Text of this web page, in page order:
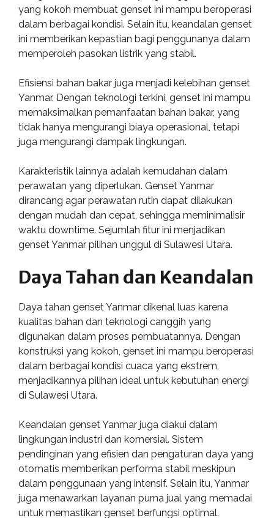
yang kokoh membuat genset ini mampu beroperasi
dalam berbagai kondisi. Selain itu, keandalan genset
ini memberikan kepastian bagi penggunanya dalam
memperoleh pasokan listrik yang stabil.
Efisiensi bahan bakar juga menjadi kelebihan genset
Yanmar. Dengan teknologi terkini, genset ini mampu
memaksimalkan pemanfaatan bahan bakar, yang
tidak hanya mengurangi biaya operasional, tetapi
juga mengurangi dampak lingkungan.
Karakteristik lainnya adalah kemudahan dalam
perawatan yang diperlukan. Genset Yanmar
dirancang agar perawatan rutin dapat dilakukan
dengan mudah dan cepat, sehingga meminimalisir
waktu downtime. Sejumlah fitur ini menjadikan
genset Yanmar pilihan unggul di Sulawesi Utara.
Daya Tahan dan Keandalan
Daya tahan genset Yanmar dikenal luas karena
kualitas bahan dan teknologi canggih yang
digunakan dalam proses pembuatannya. Dengan
konstruksi yang kokoh, genset ini mampu beroperasi
dalam berbagai kondisi cuaca yang ekstrem,
menjadikannya pilihan ideal untuk kebutuhan energi
di Sulawesi Utara.
Keandalan genset Yanmar juga diakui dalam
lingkungan industri dan komersial. Sistem
pendinginan yang efisien dan pengaturan daya yang
otomatis memberikan performa stabil meskipun
dalam penggunaan yang intensif. Selain itu, Yanmar
juga menawarkan layanan purna jual yang memadai
untuk memastikan genset berfungsi optimal.